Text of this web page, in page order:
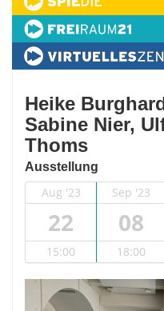
Heike
Sabine Nier,
Thoms
Ausstellung
Aug '23 Sep '23
22 08
15:00 18:00